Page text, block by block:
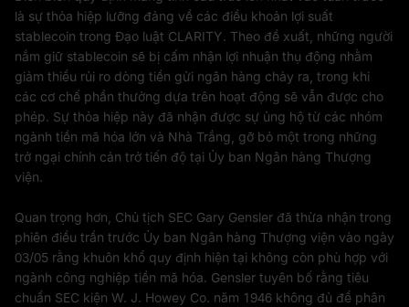
là sự thỏa hiệp lưỡng đảng về các điều khoản lợi suất
stablecoin trong Đạo luật CLARITY. Theo đề xuất, những người
nắm giữ stablecoin sẽ bị cấm nhận lợi nhuận thụ động nhằm
giảm thiểu rủi ro dòng tiền gửi ngân hàng chảy ra, trong khi
các cơ chế phần thưởng dựa trên hoạt động sẽ vẫn được cho
phép. Sự thỏa hiệp này đã nhận được sự ủng hộ từ các nhóm
ngành tiền mã hóa lớn và Nhà Trắng, gỡ bỏ một trong những
trở ngại chính cản trở tiến độ tại Ủy ban Ngân hàng Thượng
viện.
Quan trọng hơn, Chủ tịch SEC Gary Gensler đã thừa nhận trong
phiên điều trần trước Ủy ban Ngân hàng Thượng viện vào ngày
03/05 rằng khuôn khổ quy định hiện tại không còn phù hợp với
ngành công nghiệp tiền mã hóa. Gensler tuyên bố rằng tiêu
chuẩn SEC kiện W. J. Howey Co. năm 1946 không đủ để phân